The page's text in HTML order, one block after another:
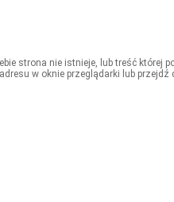
strona nie istnieje, lub treść której
w oknie przeglądarki lub przejdź